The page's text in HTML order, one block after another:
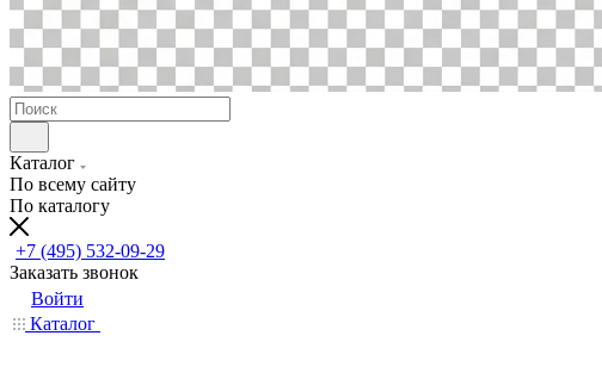
Каталог
По всему сайту
По каталогу
+7 (495) 532-09-29
Заказать звонок
Войти
Каталог